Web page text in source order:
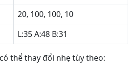
20, 100, 100, 10
L:35 A:48 B:31
thể thay đổi nhẹ tùy theo: